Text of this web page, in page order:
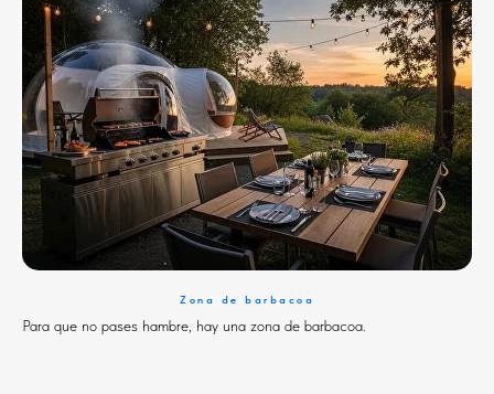
Zona de barbacoa
Para que no pases hambre, hay una zona de barbacoa.